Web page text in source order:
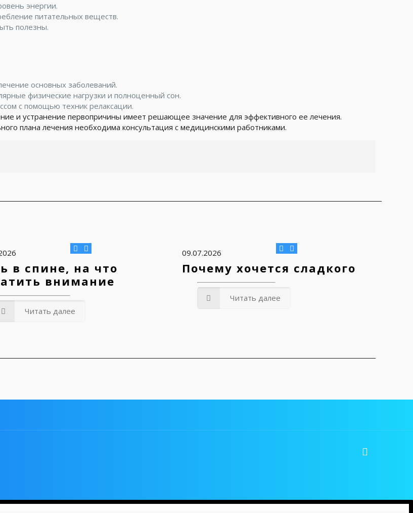
энергии.
питательных веществ.
полезны.
основных заболеваний.
физические нагрузки и полноценный сон.
с помощью техник релаксации.
и устранение первопричины имеет решающее значение для эффективного ее лечения.
плана лечения необходима консультация с медицинскими работниками.
в спине, на что
внимание
Читать далее
09.07.2026
Почему хочется сладкого
Читать далее